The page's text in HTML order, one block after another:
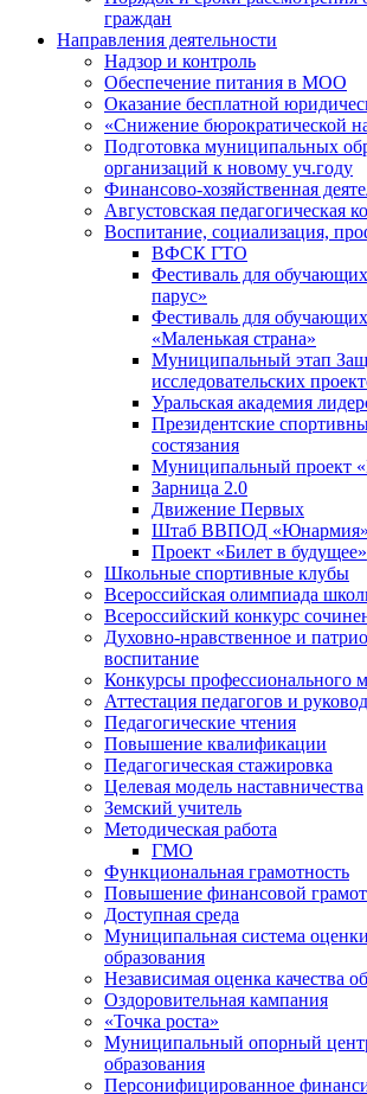
граждан
Направления деятельности
Надзор и контроль
Обеспечение питания в МОО
Оказание бесплатной
«Снижение бюрократической
Подготовка муниципальных
организаций к новому уч.году
Финансово-хозяйственная
Августовская педагогическая
Воспитание, социализация,
ВФСК ГТО
Фестиваль для
парус»
Фестиваль для
«Маленькая страна»
Муниципальный этап
исследовательских
Уральская академия
Президентские
состязания
Муниципальный проект
Зарница 2.0
Движение Первых
Штаб ВВПОД «Юнармия»
Проект «Билет в будущее»
Школьные спортивные клубы
Всероссийская олимпиада
Всероссийский конкурс
Духовно-нравственное и
воспитание
Конкурсы профессионального
Аттестация педагогов и
Педагогические чтения
Повышение квалификации
Педагогическая стажировка
Целевая модель наставничества
Земский учитель
Методическая работа
ГМО
Функциональная грамотность
Повышение финансовой
Доступная среда
Муниципальная система оценки
образования
Независимая оценка качества
Оздоровительная кампания
«Точка роста»
Муниципальный опорный
образования
Персонифицированное